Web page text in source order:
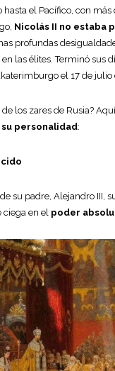
hasta el Pacífico, con
Nicolás II no estaba
profundas
las élites. Terminó sus
el 17 de julio
los zares de Rusia?
personalidad:
su padre, Alejandro III,
en el poder